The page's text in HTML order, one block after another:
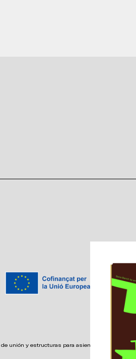
unión y estructuras para asientos confortables,